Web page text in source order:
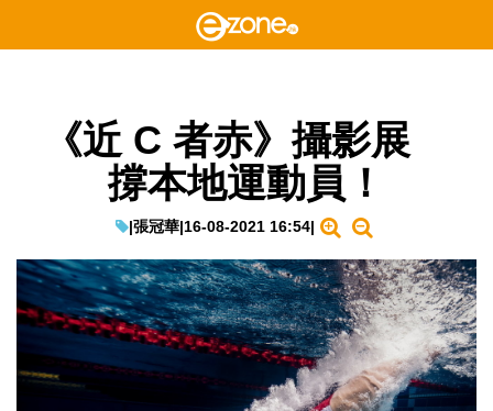
《近 C 者赤》攝影展
撐本地運動員！
|張冠華|16-08-2021 16:54|